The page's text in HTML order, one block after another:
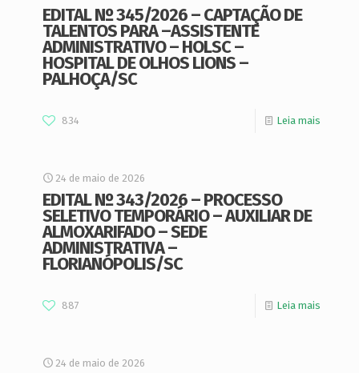
EDITAL Nº 345/2026 – CAPTAÇÃO DE
TALENTOS PARA –ASSISTENTE
ADMINISTRATIVO – HOLSC –
HOSPITAL DE OLHOS LIONS –
PALHOÇA/SC
834 Leia mais
24 de maio de 2026
EDITAL Nº 343/2026 – PROCESSO
SELETIVO TEMPORÁRIO – AUXILIAR DE
ALMOXARIFADO – SEDE
ADMINISTRATIVA –
FLORIANÓPOLIS/SC
887 Leia mais
24 de maio de 2026